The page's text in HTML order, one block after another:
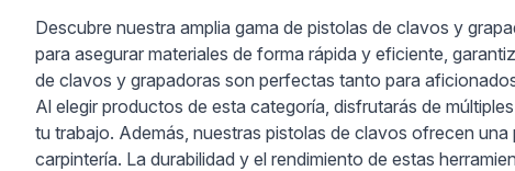
Descubre nuestra amplia gama de pistolas de clavos y
para asegurar materiales de forma rápida y eficiente,
de clavos y grapadoras son perfectas tanto para
Al elegir productos de esta categoría, disfrutarás de
tu trabajo. Además, nuestras pistolas de clavos ofrecen
carpintería. La durabilidad y el rendimiento de estas